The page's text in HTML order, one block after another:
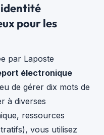
identité
pour les
par Laposte
électronique
de gérer dix mots de
à diverses
ressources
vous utilisez